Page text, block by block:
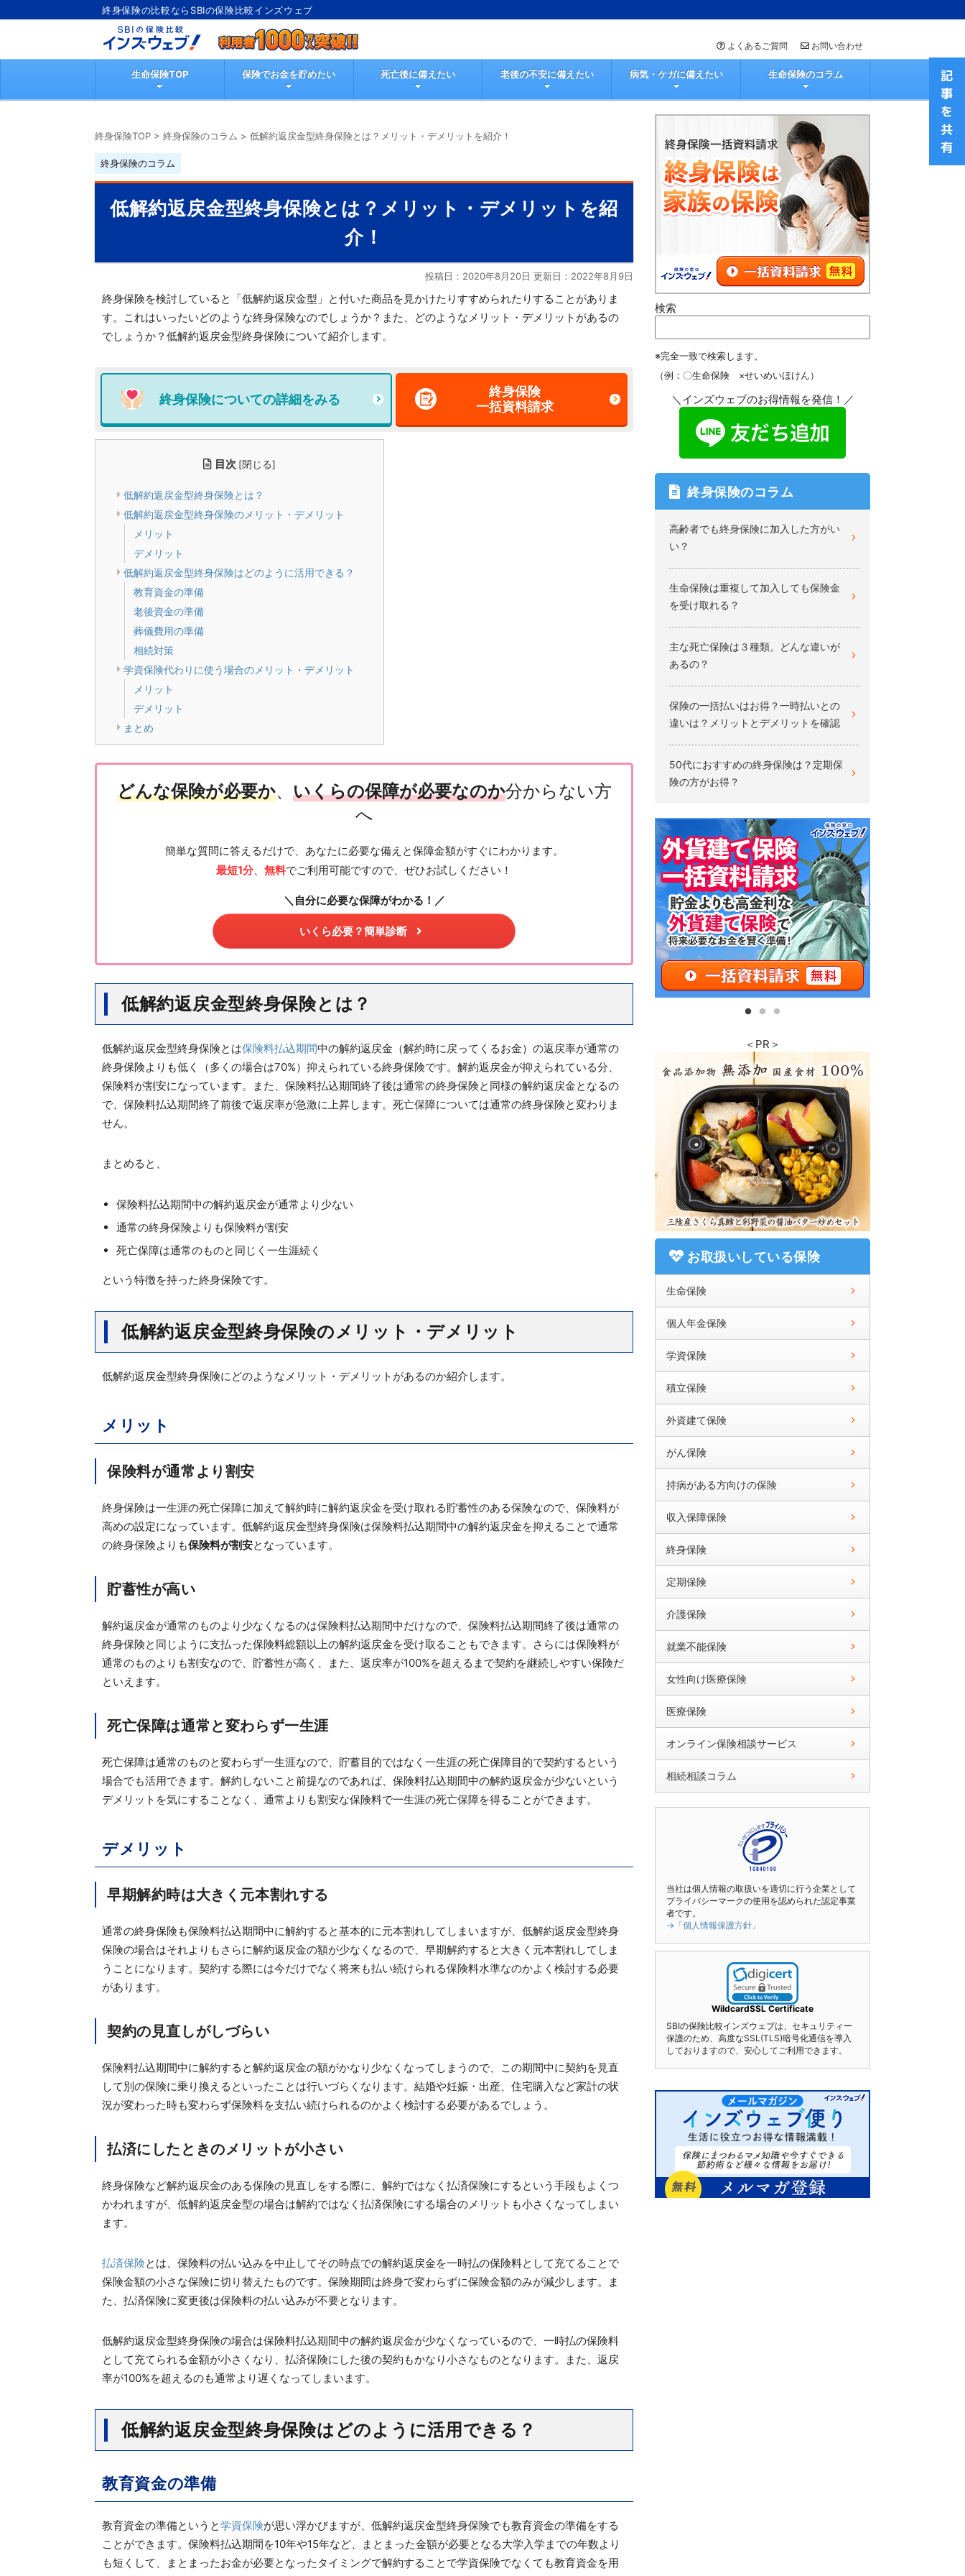
終身保険の比較ならSBIの保険比較インズウェブ
よくあるご質問 お問い合わせ
生命保険TOP 保険でお金を貯めたい 死亡後に備えたい 老後の不安に備えたい 病気・ケガに備えたい 生命保険のコラム
終身保険TOP > 終身保険のコラム > 低解約返戻金型終身保険とは？メリット・デメリットを紹介！
終身保険のコラム
低解約返戻金型終身保険とは？メリット・デメリットを紹
介！
投稿日：2020年8月20日 更新日： 2022年8月9日
終身保険を検討していると「低解約返戻金型」と付いた商品を見かけたりすすめられたりすることがありま
す。これはいったいどのような終身保険なのでしょうか？また、どのようなメリット・デメリットがあるの
でしょうか？低解約返戻金型終身保険について紹介します。
終身保険についての詳細をみる
終身保険
一括資料請求
目次 [閉じる]
低解約返戻金型終身保険とは？
低解約返戻金型終身保険のメリット・デメリット
メリット
デメリット
低解約返戻金型終身保険はどのように活用できる？
教育資金の準備
老後資金の準備
葬儀費用の準備
相続対策
学資保険代わりに使う場合のメリット・デメリット
メリット
デメリット
まとめ
どんな保険が必要か、 いくらの保障が必要なのか分からない方
へ
簡単な質問に答えるだけで、あなたに必要な備えと保障金額がすぐにわかります。
最短1分、 無料でご利用可能ですので、ぜひお試しください！
＼自分に必要な保障がわかる！／
いくら必要？簡単診断
低解約返戻金型終身保険とは？
低解約返戻金型終身保険とは保険料払込期間中の解約返戻金（解約時に戻ってくるお金）の返戻率が通常の
終身保険よりも低く（多くの場合は70%）抑えられている終身保険です。解約返戻金が抑えられている分、
保険料が割安になっています。また、保険料払込期間終了後は通常の終身保険と同様の解約返戻金となるの
で、保険料払込期間終了前後で返戻率が急激に上昇します。死亡保障については通常の終身保険と変わりま
せん。
まとめると、
保険料払込期間中の解約返戻金が通常より少ない
通常の終身保険よりも保険料が割安
死亡保障は通常のものと同じく一生涯続く
という特徴を持った終身保険です。
低解約返戻金型終身保険のメリット・デメリット
低解約返戻金型終身保険にどのようなメリット・デメリットがあるのか紹介します。
メリット
保険料が通常より割安
終身保険は一生涯の死亡保障に加えて解約時に解約返戻金を受け取れる貯蓄性のある保険なので、保険料が
高めの設定になっています。低解約返戻金型終身保険は保険料払込期間中の解約返戻金を抑えることで通常
の終身保険よりも保険料が割安となっています。
貯蓄性が高い
解約返戻金が通常のものより少なくなるのは保険料払込期間中だけなので、保険料払込期間終了後は通常の
終身保険と同じように支払った保険料総額以上の解約返戻金を受け取ることもできます。さらには保険料が
通常のものよりも割安なので、貯蓄性が高く、また、返戻率が100%を超えるまで契約を継続しやすい保険だ
といえます。
死亡保障は通常と変わらず一生涯
死亡保障は通常のものと変わらず一生涯なので、貯蓄目的ではなく一生涯の死亡保障目的で契約するという
場合でも活用できます。解約しないこと前提なのであれば、保険料払込期間中の解約返戻金が少ないという
デメリットを気にすることなく、通常よりも割安な保険料で一生涯の死亡保障を得ることができます。
デメリット
早期解約時は大きく元本割れする
通常の終身保険も保険料払込期間中に解約すると基本的に元本割れしてしまいますが、低解約返戻金型終身
保険の場合はそれよりもさらに解約返戻金の額が少なくなるので、早期解約すると大きく元本割れしてしま
うことになります。契約する際には今だけでなく将来も払い続けられる保険料水準なのかよく検討する必要
があります。
契約の見直しがしづらい
保険料払込期間中に解約すると解約返戻金の額がかなり少なくなってしまうので、この期間中に契約を見直
して別の保険に乗り換えるといったことは行いづらくなります。結婚や妊娠・出産、住宅購入など家計の状
況が変わった時も変わらず保険料を支払い続けられるのかよく検討する必要があるでしょう。
払済にしたときのメリットが小さい
終身保険など解約返戻金のある保険の見直しをする際に、解約ではなく払済保険にするという手段もよくつ
かわれますが、低解約返戻金型の場合は解約ではなく払済保険にする場合のメリットも小さくなってしまい
ます。
払済保険とは、保険料の払い込みを中止してその時点での解約返戻金を一時払の保険料として充てることで
保険金額の小さな保険に切り替えたものです。保険期間は終身で変わらずに保険金額のみが減少します。ま
た、払済保険に変更後は保険料の払い込みが不要となります。
低解約返戻金型終身保険の場合は保険料払込期間中の解約返戻金が少なくなっているので、一時払の保険料
として充てられる金額が小さくなり、払済保険にした後の契約もかなり小さなものとなります。また、返戻
率が100%を超えるのも通常より遅くなってしまいます。
低解約返戻金型終身保険はどのように活用できる？
教育資金の準備
教育資金の準備というと学資保険が思い浮かびますが、低解約返戻金型終身保険でも教育資金の準備をする
ことができます。保険料払込期間を10年や15年など、まとまった金額が必要となる大学入学までの年数より
も短くして、まとまったお金が必要となったタイミングで解約することで学資保険でなくても教育資金を用
検索
※完全一致で検索します。
（例：〇生命保険 ×せいめいほけん）
＼インズウェブのお得情報を発信！／
終身保険のコラム
高齢者でも終身保険に加入した方がい
い？
生命保険は重複して加入しても保険金
を受け取れる？
主な死亡保険は３種類。どんな違いが
あるの？
保険の一括払いはお得？一時払いとの
違いは？メリットとデメリットを確認
50代におすすめの終身保険は？定期保
険の方がお得？
＜PR＞
お取扱いしている保険
生命保険
個人年金保険
学資保険
積立保険
外資建て保険
がん保険
持病がある方向けの保険
収入保障保険
終身保険
定期保険
介護保険
就業不能保険
女性向け医療保険
医療保険
オンライン保険相談サービス
相続相談コラム
当社は個人情報の取扱いを適切に行う企業として
プライバシーマークの使用を認められた認定事業
者です。
→「個人情報保護方針」
WildcardSSL Certificate
SBIの保険比較インズウェブは、セキュリティー
保護のため、高度なSSL(TLS)暗号化通信を導入
しておりますので、安心してご利用できます。